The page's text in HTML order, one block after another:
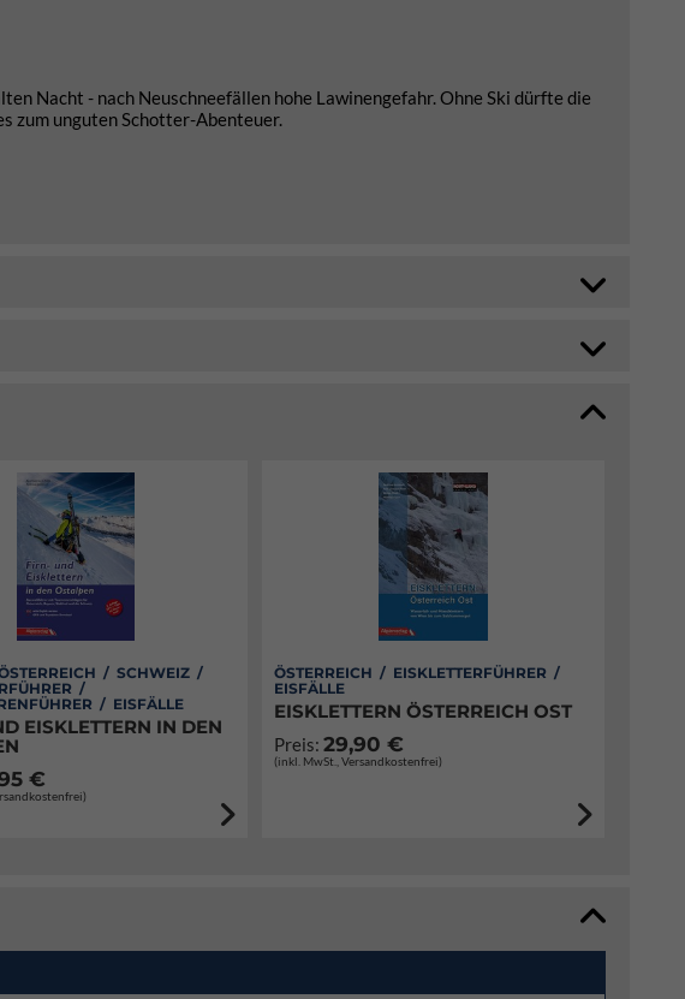
Nacht - nach Neuschneefällen hohe Lawinengefahr. Ohne Ski dürfte die
zum unguten Schotter-Abenteuer.
/ SCHWEIZ /
/
/ EISFÄLLE
EISKLETTERN IN DEN
€
ÖSTERREICH / EISKLETTERFÜHRER /
EISFÄLLE
EISKLETTERN ÖSTERREICH OST
Preis:29,90 €
(inkl. MwSt., Versandkostenfrei)